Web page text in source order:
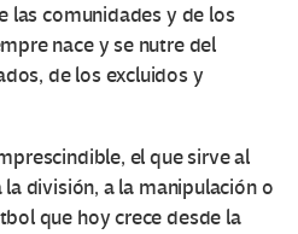
las comunidades y de los
nace y se nutre del
de los excluidos y
el que sirve al
división, a la manipulación o
que hoy crece desde la